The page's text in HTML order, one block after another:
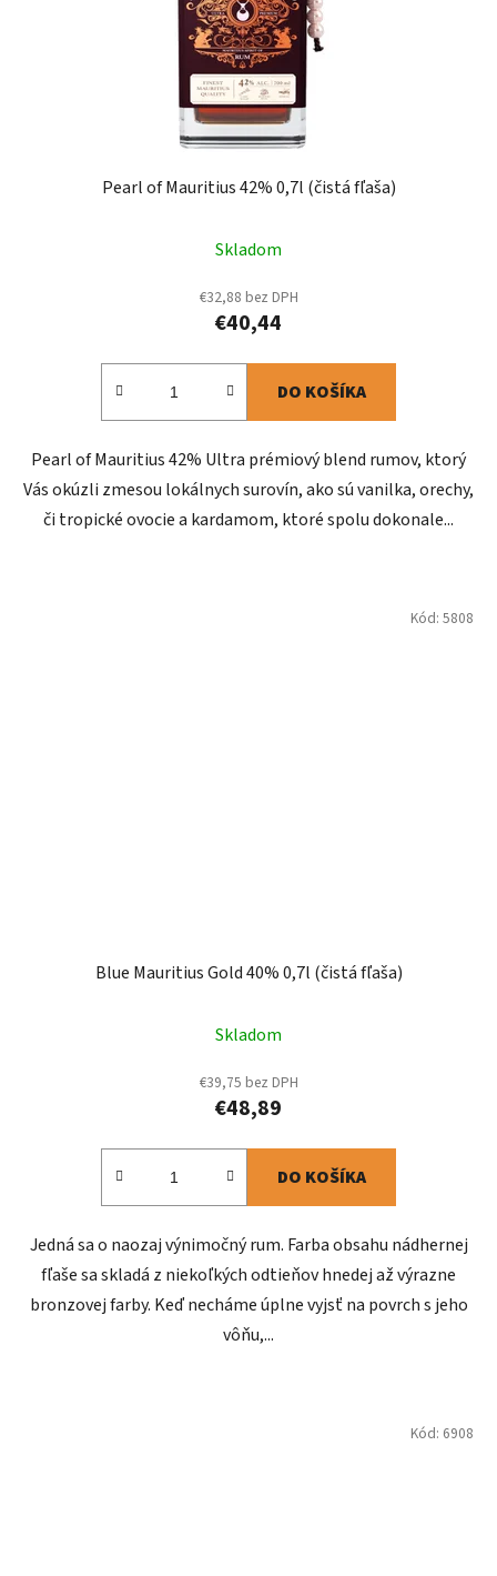
Pearl of Mauritius 42% 0,7l (čistá fľaša)
Skladom
€32,88 bez DPH
€40,44
DO KOŠÍKA
Pearl of Mauritius 42% Ultra prémiový blend rumov, ktorý
Vás okúzli zmesou lokálnych surovín, ako sú vanilka, orechy,
či tropické ovocie a kardamom, ktoré spolu dokonale...
Blue Mauritius Gold 40% 0,7l (čistá fľaša)
Skladom
€39,75 bez DPH
€48,89
DO KOŠÍKA
Jedná sa o naozaj výnimočný rum. Farba obsahu nádhernej
fľaše sa skladá z niekoľkých odtieňov hnedej až výrazne
bronzovej farby. Keď necháme úplne vyjsť na povrch s jeho
vôňu,...
Kód: 5808
Kód: 6908